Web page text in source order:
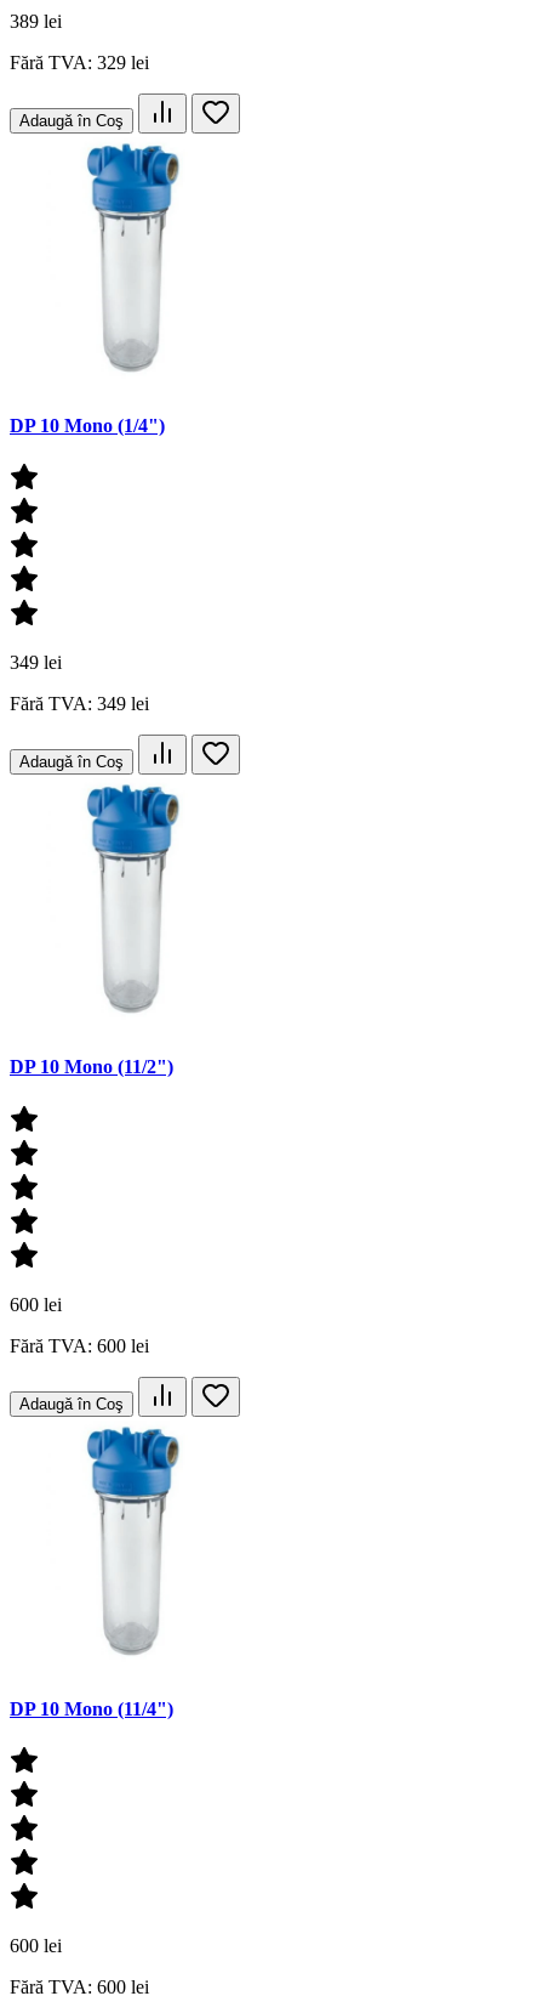
389 lei
Fără TVA: 329 lei
Adaugă în Coş
DP 10 Mono (1/4")
349 lei
Fără TVA: 349 lei
Adaugă în Coş
DP 10 Mono (11/2")
600 lei
Fără TVA: 600 lei
Adaugă în Coş
DP 10 Mono (11/4")
600 lei
Fără TVA: 600 lei